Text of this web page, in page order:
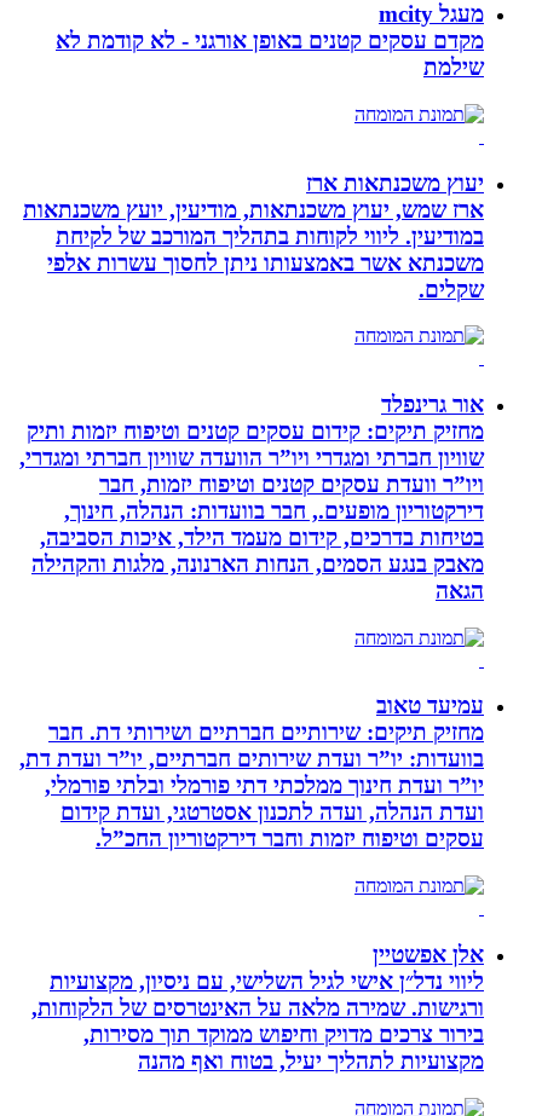
מעגל mcity
מקדם עסקים קטנים באופן אורגני - לא קודמת לא
שילמת
יעוץ משכנתאות ארז
ארז שמש, יעוץ משכנתאות, מודיעין, יועץ משכנתאות
במודיעין. ליווי לקוחות בתהליך המורכב של לקיחת
משכנתא אשר באמצעותו ניתן לחסוך עשרות אלפי
שקלים.
אור גרינפלד
מחזיק תיקים: קידום עסקים קטנים וטיפוח יזמות ותיק
שוויון חברתי ומגדרי ויו”ר הוועדה שוויון חברתי ומגדרי,
ויו”ר וועדת עסקים קטנים וטיפוח יזמות, חבר
דירקטוריון מופעים., חבר בוועדות: הנהלה, חינוך,
בטיחות בדרכים, קידום מעמד הילד, איכות הסביבה,
מאבק בנגע הסמים, הנחות הארנונה, מלגות והקהילה
עמיעד טאוב
מחזיק תיקים: שירותיים חברתיים ושירותי דת. חבר
בוועדות: יו”ר ועדת שירותים חברתיים, יו”ר ועדת דת,
יו”ר ועדת חינוך ממלכתי דתי פורמלי ובלתי פורמלי,
ועדת הנהלה, ועדה לתכנון אסטרטגי, ועדת קידום
עסקים וטיפוח יזמות וחבר דירקטוריון החכ”ל.
אלן אפשטיין
ליווי נדל״ן אישי לגיל השלישי, עם ניסיון, מקצועיות
ורגישות. שמירה מלאה על האינטרסים של הלקוחות,
בירור צרכים מדויק וחיפוש ממוקד תוך מסירות,
מקצועיות לתהליך יעיל, בטוח ואף מהנה